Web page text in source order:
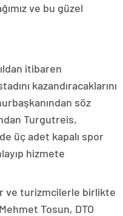
ve bu güzel
itibaren
kazandıracaklarını
söz
Turgutreis,
üç adet kapalı spor
hizmete
ve turizmcilerle birlikte
Tosun, DTO